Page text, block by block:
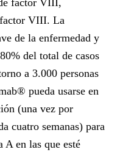
factor VIII,
VIII. La
de la enfermedad y
del total de casos
a 3.000 personas
pueda usarse en
(una vez por
cuatro semanas) para
A en las que esté